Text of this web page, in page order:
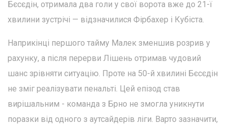
Бєсєдін, отримала два голи у свої ворота вже до 21-ї
хвилини зустрічі — відзначилися Фірбахер і Кубіста.
Наприкінці першого тайму Малек зменшив розрив у
рахунку, а після перерви Лішень отримав чудовий
шанс зрівняти ситуацію. Проте на 50-й хвилині Бєсєдін
не зміг реалізувати пенальті. Цей епізод став
вирішальним - команда з Брно не змогла уникнути
поразки від одного з аутсайдерів ліги. Варто зазначити,